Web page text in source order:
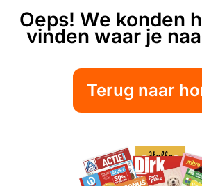
Oeps! We konden
vinden waar je
Terug naar